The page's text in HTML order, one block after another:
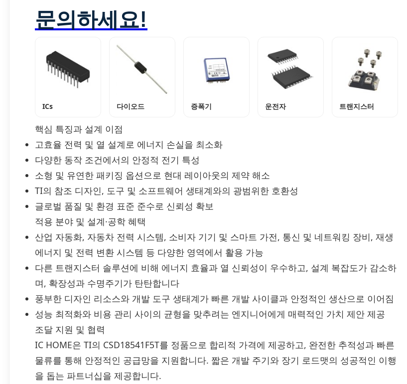
문의하세요!
ICs 다이오드 증폭기 운전자 트랜지스터
핵심 특징과 설계 이점
고효율 전력 및 열 설계로 에너지 손실을 최소화
다양한 동작 조건에서의 안정적 전기 특성
소형 및 유연한 패키징 옵션으로 현대 레이아웃의 제약 해소
TI의 참조 디자인, 도구 및 소프트웨어 생태계와의 광범위한 호환성
글로벌 품질 및 환경 표준 준수로 신뢰성 확보
적용 분야 및 설계·공학 혜택
산업 자동화, 자동차 전력 시스템, 소비자 기기 및 스마트 가전, 통신 및 네트워킹 장비, 재생
에너지 및 전력 변환 시스템 등 다양한 영역에서 활용 가능
다른 트랜지스터 솔루션에 비해 에너지 효율과 열 신뢰성이 우수하고, 설계 복잡도가 감소하
며, 확장성과 수명주기가 탄탄합니다
풍부한 디자인 리소스와 개발 도구 생태계가 빠른 개발 사이클과 안정적인 생산으로 이어짐
성능 최적화와 비용 관리 사이의 균형을 맞추려는 엔지니어에게 매력적인 가치 제안 제공
조달 지원 및 협력
IC HOME은 TI의 CSD18541F5T를 정품으로 합리적 가격에 제공하고, 완전한 추적성과 빠른
물류를 통해 안정적인 공급망을 지원합니다. 짧은 개발 주기와 장기 로드맷의 성공적인 이행
을 돕는 파트너십을 제공합니다.